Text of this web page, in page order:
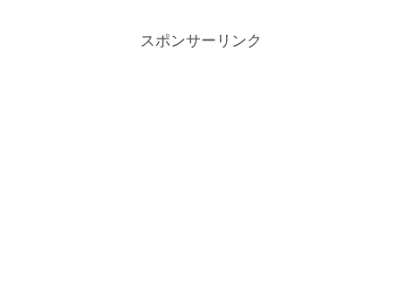
スポンサーリンク